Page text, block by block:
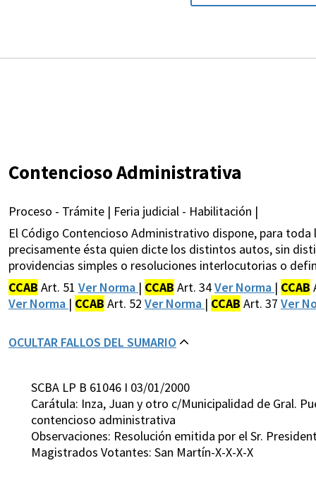
Contencioso Administrativa
Proceso - Trámite | Feria judicial - Habilitación |
El Código Contencioso Administrativo dispone, para
precisamente ésta quien dicte los distintos autos, sin
providencias simples o resoluciones interlocutorias o
CCAB Art. 51 Ver Norma | CCAB Art. 34Ver Norma | CCAB
Ver Norma | CCAB Art. 52 Ver Norma | CCAB Art. 37 Ver
OCULTAR FALLOS DEL SUMARIO
SCBA LP B 61046 I 03/01/2000
Carátula: Inza, Juan y otro c/Municipalidad de Gral.
contencioso administrativa
Observaciones: Resolución emitida por el Sr.
Magistrados Votantes: San Martín-X-X-X-X